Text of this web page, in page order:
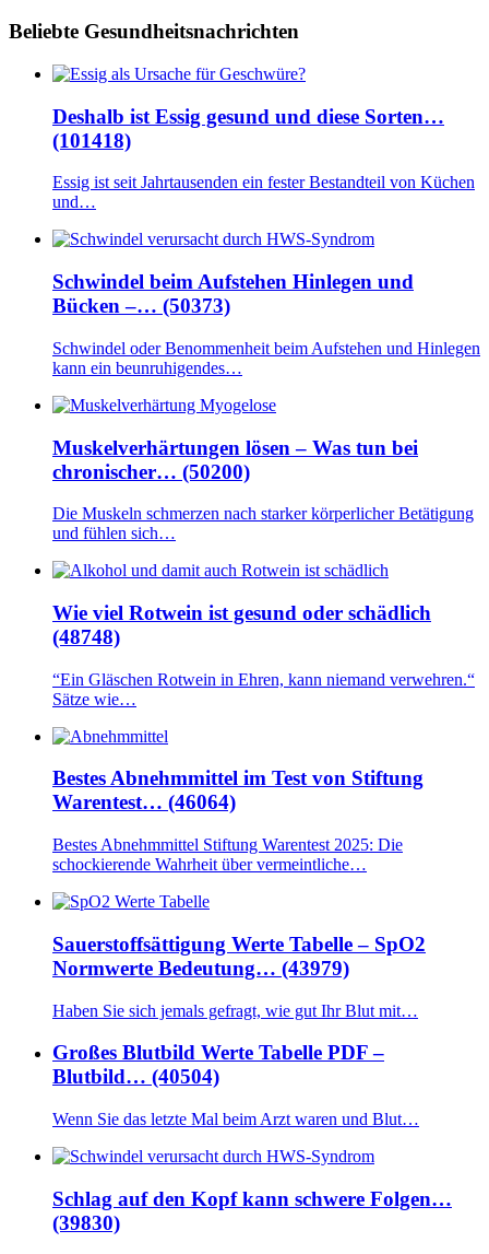
Beliebte Gesundheitsnachrichten
Deshalb ist Essig gesund und diese Sorten…
(101418)
Essig ist seit Jahrtausenden ein fester Bestandteil von Küchen
und…
Schwindel beim Aufstehen Hinlegen und
Bücken –… (50373)
Schwindel oder Benommenheit beim Aufstehen und Hinlegen
kann ein beunruhigendes…
Muskelverhärtungen lösen – Was tun bei
chronischer… (50200)
Die Muskeln schmerzen nach starker körperlicher Betätigung
und fühlen sich…
Wie viel Rotwein ist gesund oder schädlich
(48748)
“Ein Gläschen Rotwein in Ehren, kann niemand verwehren.“
Sätze wie…
Bestes Abnehmmittel im Test von Stiftung
Warentest… (46064)
Bestes Abnehmmittel Stiftung Warentest 2025: Die
schockierende Wahrheit über vermeintliche…
Sauerstoffsättigung Werte Tabelle – SpO2
Normwerte Bedeutung… (43979)
Haben Sie sich jemals gefragt, wie gut Ihr Blut mit…
Großes Blutbild Werte Tabelle PDF –
Blutbild… (40504)
Wenn Sie das letzte Mal beim Arzt waren und Blut…
Schlag auf den Kopf kann schwere Folgen…
(39830)